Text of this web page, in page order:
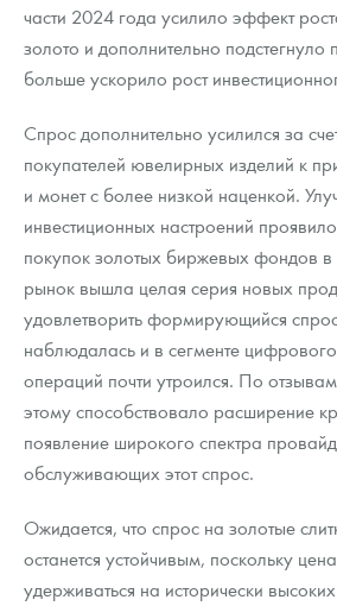
части 2024 года усилило эффект
золото и дополнительно подстегнуло
больше ускорило рост
Спрос дополнительно усилился за
покупателей ювелирных изделий к
и монет с более низкой наценкой.
инвестиционных настроений
покупок золотых биржевых фондов в
рынок вышла целая серия новых
удовлетворить формирующийся
наблюдалась и в сегменте
операций почти утроился. По
этому способствовало расширение
появление широкого спектра
обслуживающих этот спрос.
Ожидается, что спрос на золотые
останется устойчивым, поскольку
удерживаться на исторически